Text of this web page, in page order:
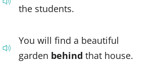
the students.
You will find a beautiful
garden behind that house.